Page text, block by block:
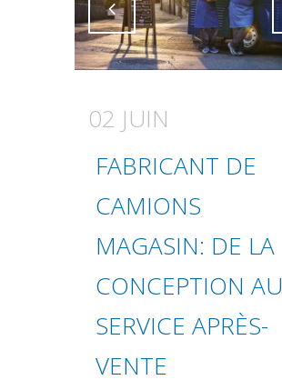
Attiva comando
02 JUIN
FABRICANT DE
CAMIONS
MAGASIN: DE LA
CONCEPTION AU
SERVICE APRÈS-
VENTE